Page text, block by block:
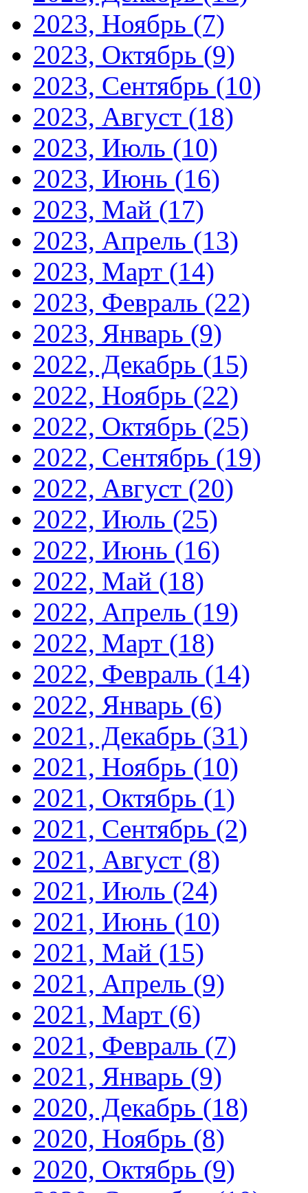
2023, Ноябрь (7)
2023, Октябрь (9)
2023, Сентябрь (10)
2023, Август (18)
2023, Июль (10)
2023, Июнь (16)
2023, Май (17)
2023, Апрель (13)
2023, Март (14)
2023, Февраль (22)
2023, Январь (9)
2022, Декабрь (15)
2022, Ноябрь (22)
2022, Октябрь (25)
2022, Сентябрь (19)
2022, Август (20)
2022, Июль (25)
2022, Июнь (16)
2022, Май (18)
2022, Апрель (19)
2022, Март (18)
2022, Февраль (14)
2022, Январь (6)
2021, Декабрь (31)
2021, Ноябрь (10)
2021, Октябрь (1)
2021, Сентябрь (2)
2021, Август (8)
2021, Июль (24)
2021, Июнь (10)
2021, Май (15)
2021, Апрель (9)
2021, Март (6)
2021, Февраль (7)
2021, Январь (9)
2020, Декабрь (18)
2020, Ноябрь (8)
2020, Октябрь (9)